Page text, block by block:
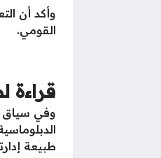
وأكد أن
القومي.
قراءة
وفي سياق
طبيعة